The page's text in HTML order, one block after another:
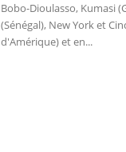
Bobo-Dioulasso, Kumasi
(Sénégal), New York et
d'Amérique) et en...